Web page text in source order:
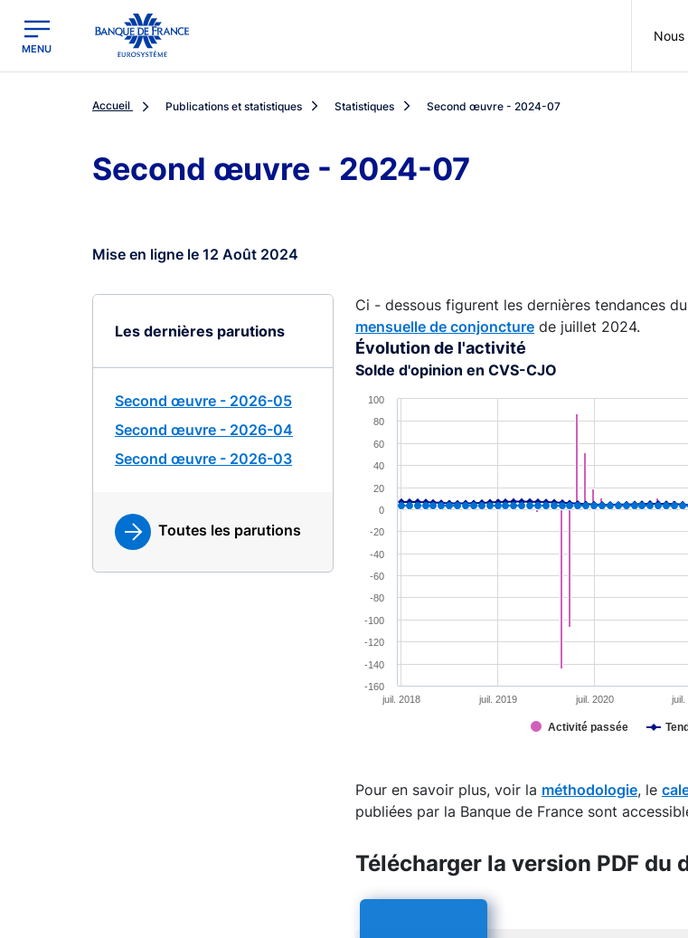
Banque de France - Menu Principal
MENU
Accueil Publications et statistiques Statistiques Second œuvre - 2024-07
Second œuvre - 2024-07
Mise en ligne le 12 Août 2024
Les dernières parutions
Second œuvre - 2026-05
Second œuvre - 2026-04
Second œuvre - 2026-03
Toutes les parutions
Ci - dessous figurent les dernières tendances
mensuelle de conjoncture de juillet 2024.
Évolution de l'activité
Solde d'opinion en CVS-CJO
The chart has 1 X axis displaying XAxis.
The chart has 2 Y axes displaying YAxis and
Activité passée
juil. 2018 juil. 2019 juil. 2020 juil.
-160
-140
-120
-100
-80
-60
-40
-20
0
20
40
60
80
100
Pour en savoir plus, voir la méthodologie, le
publiées par la Banque de France sont
Télécharger la version PDF du